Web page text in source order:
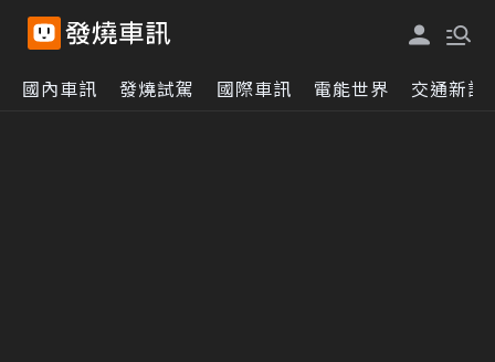
國內車訊 發燒試駕 國際車訊 電能世界 交通新訊